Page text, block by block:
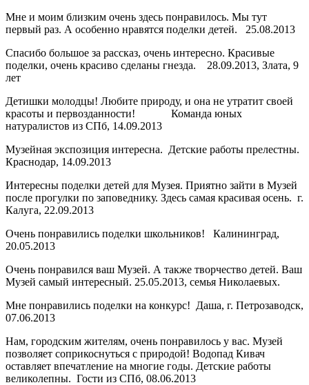
Мне и моим близким очень здесь понравилось. Мы тут
первый раз. А особенно нравятся поделки детей. 25.08.2013
Спасибо большое за рассказ, очень интересно. Красивые
поделки, очень красиво сделаны гнезда. 28.09.2013, Злата, 9
лет
Детишки молодцы! Любите природу, и она не утратит своей
красоты и первозданности! Команда юных
натуралистов из СПб, 14.09.2013
Музейная экспозиция интересна. Детские работы прелестны.
Краснодар, 14.09.2013
Интересны поделки детей для Музея. Приятно зайти в Музей
после прогулки по заповеднику. Здесь самая красивая осень. г.
Калуга, 22.09.2013
Очень понравились поделки школьников! Калининград,
20.05.2013
Очень понравился ваш Музей. А также творчество детей. Ваш
Музей самый интересный. 25.05.2013, семья Николаевых.
Мне понравились поделки на конкурс! Даша, г. Петрозаводск,
07.06.2013
Нам, городским жителям, очень понравилось у вас. Музей
позволяет соприкоснуться с природой! Водопад Кивач
оставляет впечатление на многие годы. Детские работы
великолепны. Гости из СПб, 08.06.2013